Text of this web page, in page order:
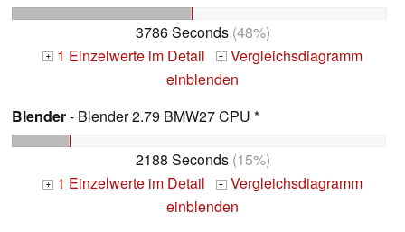
3786 Seconds(48%)
+ 1 Einzelwerte im Detail + Vergleichsdiagramm
einblenden
Blender- Blender 2.79 BMW27 CPU *
2188 Seconds(15%)
+ 1 Einzelwerte im Detail + Vergleichsdiagramm
einblenden